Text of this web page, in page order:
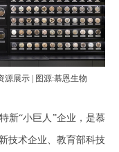
源展示 | 图源:慕恩生物
新“小巨人”企业，是慕
技术企业、教育部科技